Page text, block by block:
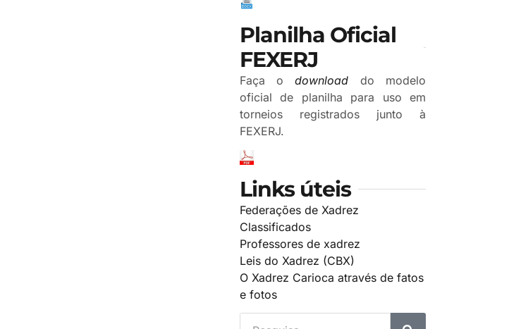
Planilha Oficial
FEXERJ
Faça odownload do modelo
oficial de planilha para uso em
torneios registrados junto à
FEXERJ.
Links úteis
Federações de Xadrez
Classificados
Professores de xadrez
Leis do Xadrez (CBX)
O Xadrez Carioca através de fatos
e fotos